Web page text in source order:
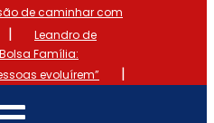
de caminhar com
|
Leandro de
Família:
evoluírem”
|